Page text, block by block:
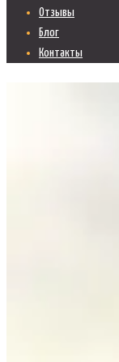
Отзывы
Блог
Контакты